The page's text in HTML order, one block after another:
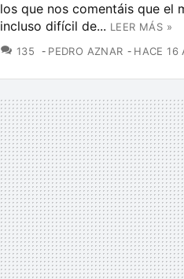
los que nos comentáis que el
incluso difícil de... LEER MÁS »
135
COMENTARIOS
PEDRO AZNAR HACE 16